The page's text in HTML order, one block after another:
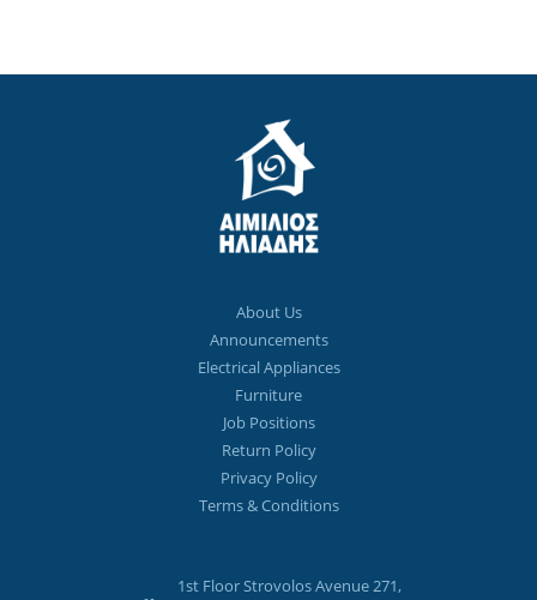
About Us
Announcements
Electrical Appliances
Furniture
Job Positions
Return Policy
Privacy Policy
Terms & Conditions
1st Floor Strovolos Avenue 271,